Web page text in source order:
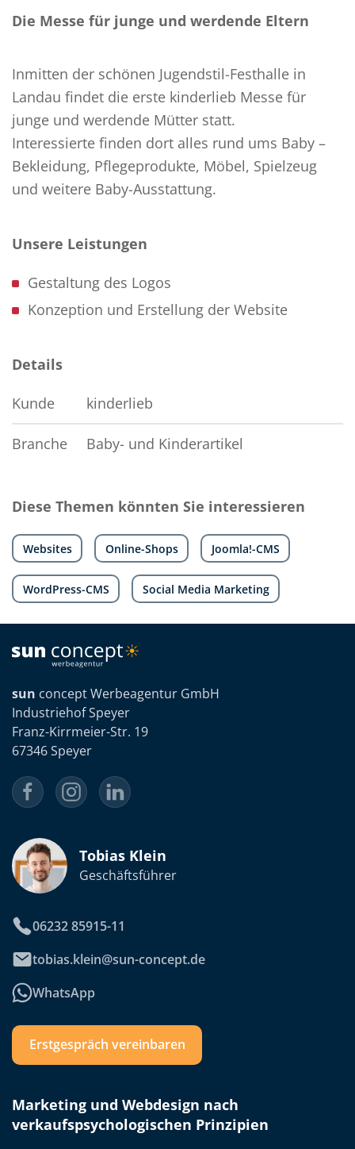
Die Messe für junge und werdende Eltern
Inmitten der schönen Jugendstil-Festhalle in
Landau findet die erste kinderlieb Messe für
junge und werdende Mütter statt.
Interessierte finden dort alles rund ums Baby –
Bekleidung, Pflegeprodukte, Möbel, Spielzeug
und weitere Baby-Ausstattung.
Unsere Leistungen
Gestaltung des Logos
Konzeption und Erstellung der Website
Details
Kunde kinderlieb
Branche Baby- und Kinderartikel
Diese Themen könnten Sie interessieren
Websites Online-Shops Joomla!-CMS
WordPress-CMS Social Media Marketing
sun concept Werbeagentur GmbH
Industriehof Speyer
Franz-Kirrmeier-Str. 19
67346 Speyer
Tobias Klein
Geschäftsführer
06232 85915-11
tobias.klein@sun-concept.de
WhatsApp
Erstgespräch vereinbaren
Marketing und Webdesign nach
verkaufspsychologischen Prinzipien